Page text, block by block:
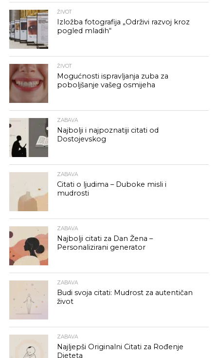
ŽIVOT
Izložba fotografija „Održivi razvoj kroz
pogled mladih“
ŽIVOT
Mogućnosti ispravljanja zuba za
poboljšanje vašeg osmijeha
ZABAVA
Najbolji i najpoznatiji citati od
Dostojevskog
ZABAVA
Citati o ljudima – Duboke misli i
mudrosti
ZABAVA
Najbolji citati za Dan Žena –
Personalizirani generator
ZABAVA
Budi svoja citati: Mudrost za autentičan
život
ZABAVA
Najljepši Originalni Citati za Rođenje
Djeteta